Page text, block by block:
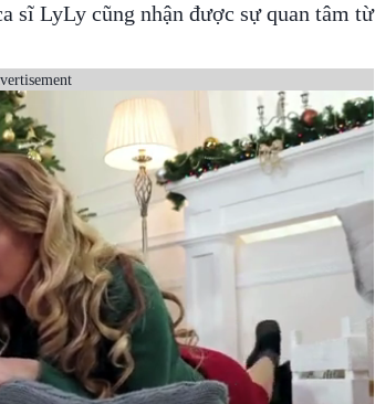
sĩ LyLy cũng nhận được sự quan tâm từ